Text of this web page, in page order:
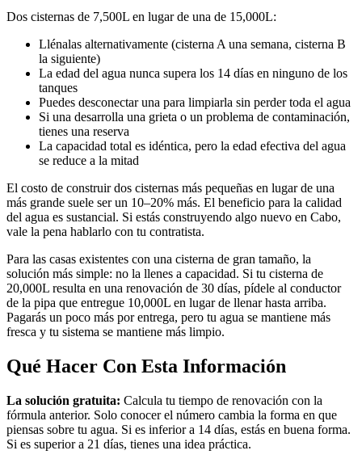
Dos cisternas de 7,500L en lugar de una de 15,000L:
Llénalas alternativamente (cisterna A una semana, cisterna B
la siguiente)
La edad del agua nunca supera los 14 días en ninguno de los
tanques
Puedes desconectar una para limpiarla sin perder toda el agua
Si una desarrolla una grieta o un problema de contaminación,
tienes una reserva
La capacidad total es idéntica, pero la edad efectiva del agua
se reduce a la mitad
El costo de construir dos cisternas más pequeñas en lugar de una
más grande suele ser un 10–20% más. El beneficio para la calidad
del agua es sustancial. Si estás construyendo algo nuevo en Cabo,
vale la pena hablarlo con tu contratista.
Para las casas existentes con una cisterna de gran tamaño, la
solución más simple: no la llenes a capacidad. Si tu cisterna de
20,000L resulta en una renovación de 30 días, pídele al conductor
de la pipa que entregue 10,000L en lugar de llenar hasta arriba.
Pagarás un poco más por entrega, pero tu agua se mantiene más
fresca y tu sistema se mantiene más limpio.
Qué Hacer Con Esta Información
La solución gratuita: Calcula tu tiempo de renovación con la
fórmula anterior. Solo conocer el número cambia la forma en que
piensas sobre tu agua. Si es inferior a 14 días, estás en buena forma.
Si es superior a 21 días, tienes una idea práctica.